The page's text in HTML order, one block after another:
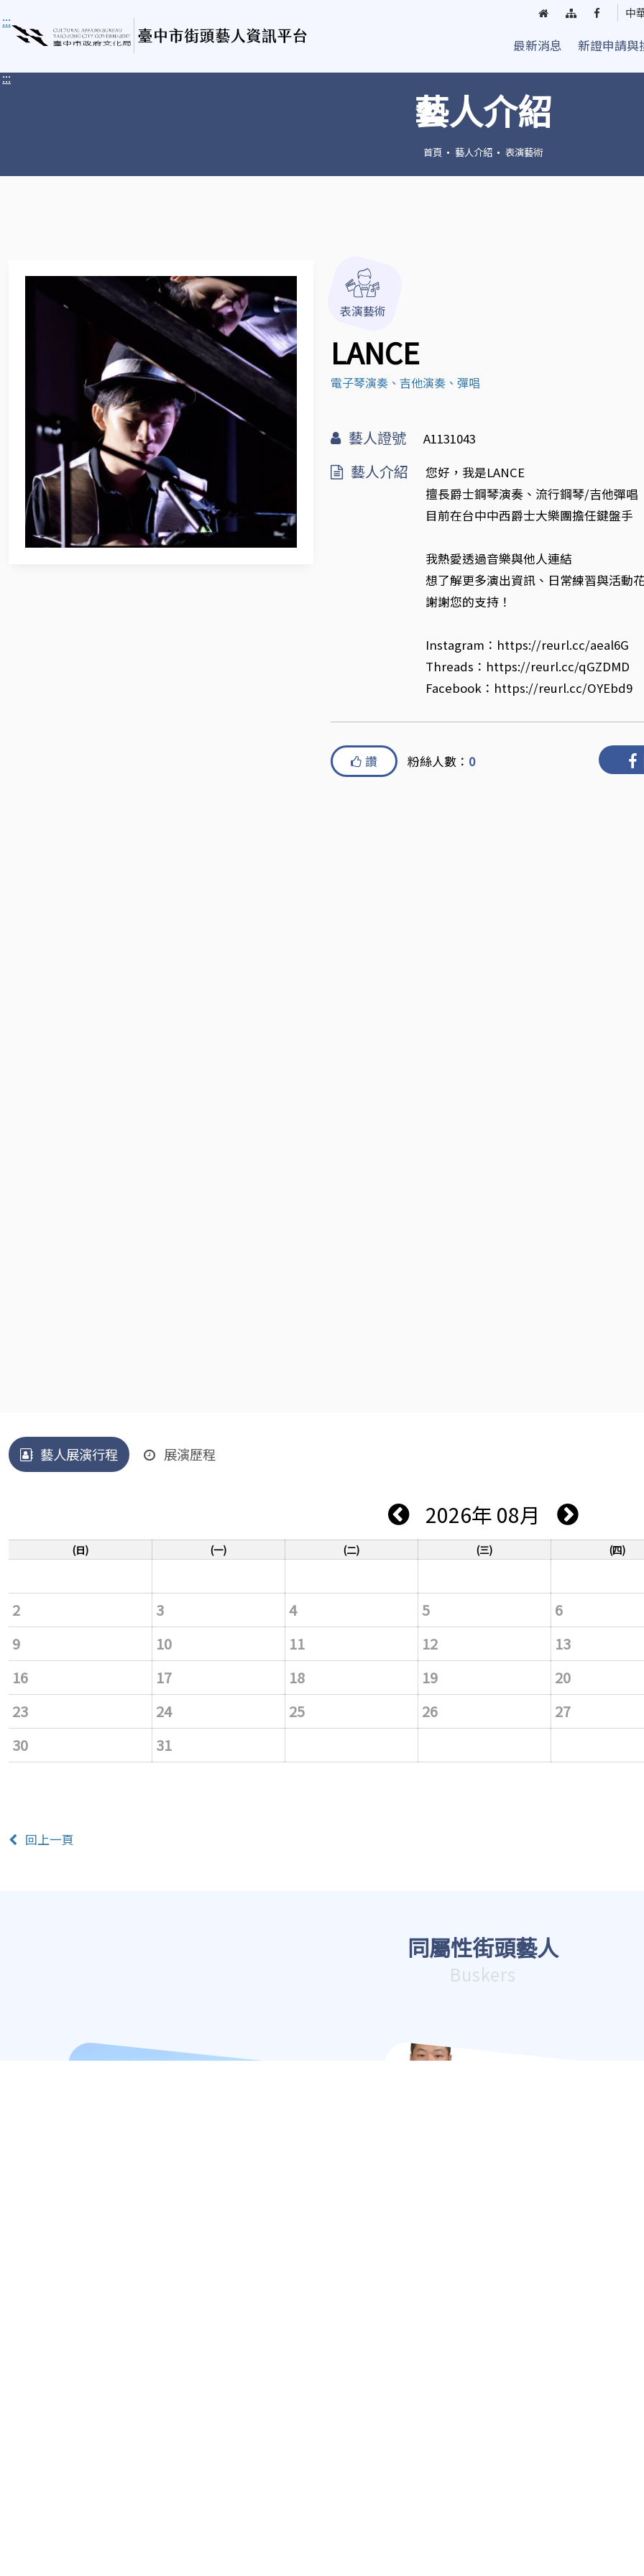
:::
回
頁
網
導
覽
臺
街
頭
中
最新消息 新證申請與
:::
藝人介紹
首頁 藝人介紹 表演藝術
表演藝術
LANCE
電子琴演奏、吉他演奏、彈唱
藝人證號 A1131043
藝人介紹
您好，我是LANCE
擅長爵士鋼琴演奏、流行鋼琴/吉他彈唱
目前在台中中西爵士大樂團擔任鍵盤手
我熱愛透過音樂與他人連結
想了解更多演出資訊、日常練習與活動
謝謝您的支持！
Instagram：https://reurl.cc/aeal6G
Threads：https://reurl.cc/qGZDMD
Facebook：https://reurl.cc/OYEbd9
讚 粉絲人數： 0
藝人展演行程 展演歷程
2026年 08月
(日) (一) (二) (三) (四)
2
3 4 5 6
9
10 11 12 13
16
17 18 19 20
23
24 25 26 27
30
31
回上一頁
同屬性街頭藝人
Buskers